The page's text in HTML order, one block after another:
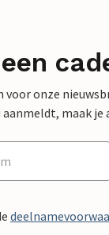
voor onze
aanmeldt, maak